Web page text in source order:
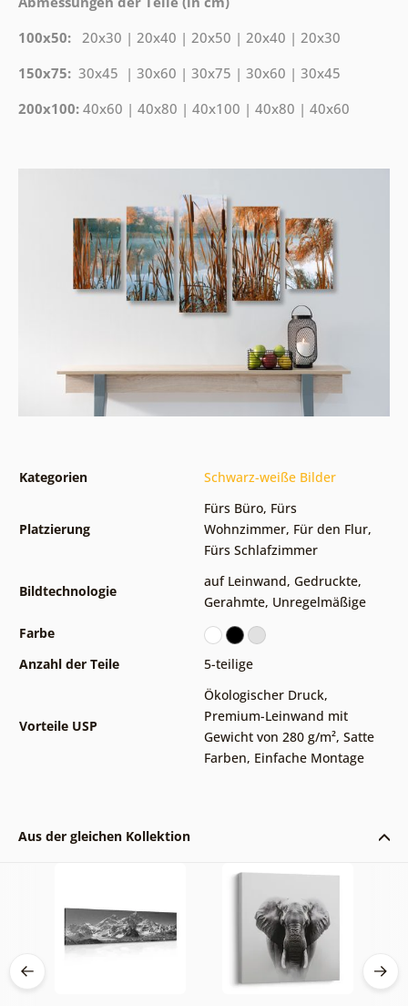
100x50: 20x30 | 20x40 | 20x50 | 20x40 | 20x30
150x75: 30x45 | 30x60 | 30x75 | 30x60 | 30x45
200x100: 40x60 | 40x80 | 40x100 | 40x80 | 40x60
Kategorien Schwarz-weiße Bilder
Platzierung
Fürs Büro, Fürs
Wohnzimmer, Für den Flur,
Fürs Schlafzimmer
Bildtechnologie
auf Leinwand, Gedruckte,
Gerahmte, Unregelmäßige
Farbe
Anzahl der Teile
5-teilige
Vorteile USP
Ökologischer Druck,
Premium-Leinwand mit
Gewicht von 280 g/m², Satte
Farben, Einfache Montage
Aus der gleichen Kollektion